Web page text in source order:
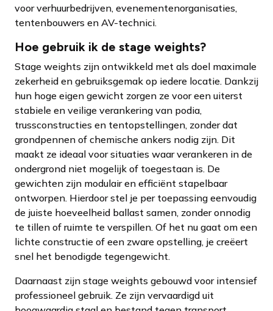
voor verhuurbedrijven, evenementenorganisaties,
tentenbouwers en AV-technici.
Hoe gebruik ik de stage weights?
Stage weights zijn ontwikkeld met als doel maximale
zekerheid en gebruiksgemak op iedere locatie. Dankzij
hun hoge eigen gewicht zorgen ze voor een uiterst
stabiele en veilige verankering van podia,
trussconstructies en tentopstellingen, zonder dat
grondpennen of chemische ankers nodig zijn. Dit
maakt ze ideaal voor situaties waar verankeren in de
ondergrond niet mogelijk of toegestaan is. De
gewichten zijn modulair en efficiënt stapelbaar
ontworpen. Hierdoor stel je per toepassing eenvoudig
de juiste hoeveelheid ballast samen, zonder onnodig
te tillen of ruimte te verspillen. Of het nu gaat om een
lichte constructie of een zware opstelling, je creëert
snel het benodigde tegengewicht.
Daarnaast zijn stage weights gebouwd voor intensief
professioneel gebruik. Ze zijn vervaardigd uit